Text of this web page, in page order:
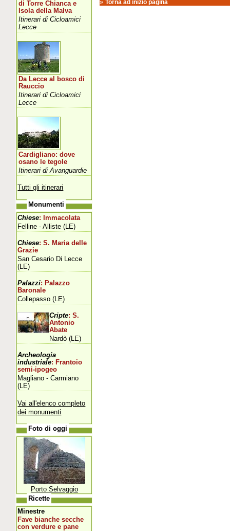
» Torna ad inizio pagina
di Torre Chianca e
Isola della Malva
Itinerari di Cicloamici
Lecce
Da Lecce al bosco di
Rauccio
Itinerari di Cicloamici
Lecce
Cardigliano: dove
osano le tegole
Itinerari di Avanguardie
Tutti gli itinerari
Monumenti
Chiese: Immacolata
Felline - Alliste (LE)
Chiese: S. Maria delle
Grazie
San Cesario Di Lecce
(LE)
Palazzi: Palazzo
Baronale
Collepasso (LE)
Cripte: S.
Antonio
Abate
Nardò (LE)
Archeologia
industriale: Frantoio
semi-ipogeo
Magliano - Carmiano
(LE)
Vai all'elenco completo
dei monumenti
Foto di oggi
Porto Selvaggio
Ricette
Minestre
Fave bianche secche
con verdure e pane